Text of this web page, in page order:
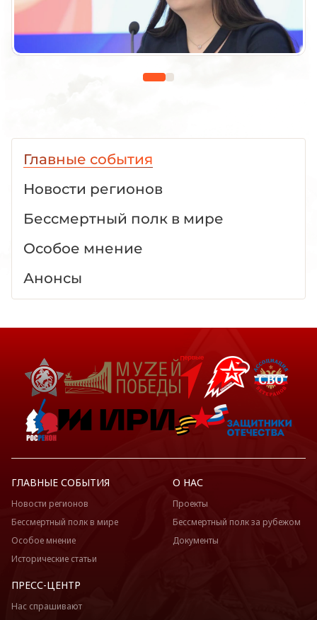
Главные события
Новости регионов
Бессмертный полк в мире
Особое мнение
Анонсы
ГЛАВНЫЕ СОБЫТИЯ
Новости регионов
Бессмертный полк в мире
Особое мнение
Исторические статьи
О НАС
Проекты
Бессмертный полк за рубежом
Документы
ПРЕСС-ЦЕНТР
Нас спрашивают